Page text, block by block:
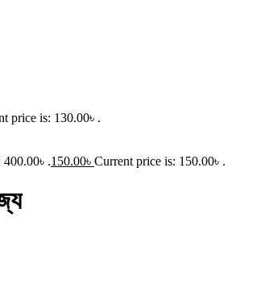
price is: 130.00৳ .
.150.00৳ Current price is: 150.00৳ .